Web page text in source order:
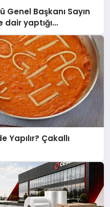
Başkanı Sayın
dair yaptığı
Yapılır? Çakallı